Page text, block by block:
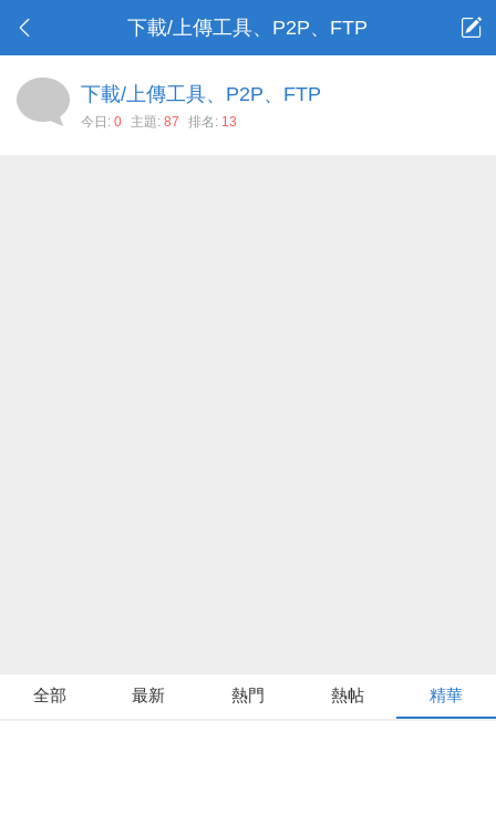
下載/上傳工具、P2P、FTP
下載/上傳工具、P2P、FTP
今日: 0 主題: 87 排名: 13
全部 最新 熱門 熱帖 精華